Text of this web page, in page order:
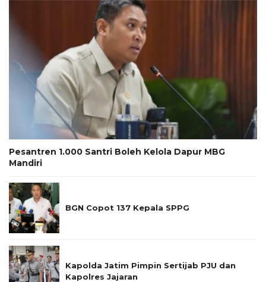
Pesantren 1.000 Santri Boleh Kelola Dapur MBG
Mandiri
BGN Copot 137 Kepala SPPG
Kapolda Jatim Pimpin Sertijab PJU dan
Kapolres Jajaran